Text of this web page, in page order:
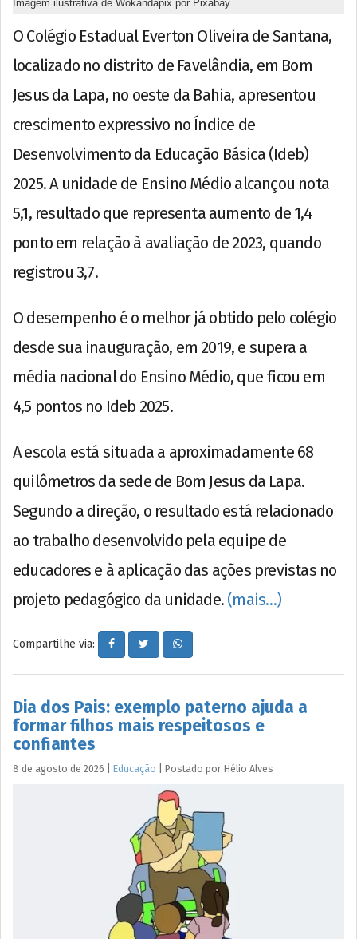
Imagem ilustrativa de Wokandapix por Pixabay
O Colégio Estadual Everton Oliveira de Santana,
localizado no distrito de Favelândia, em Bom
Jesus da Lapa, no oeste da Bahia, apresentou
crescimento expressivo no Índice de
Desenvolvimento da Educação Básica (Ideb)
2025. A unidade de Ensino Médio alcançou nota
5,1, resultado que representa aumento de 1,4
ponto em relação à avaliação de 2023, quando
registrou 3,7.
O desempenho é o melhor já obtido pelo colégio
desde sua inauguração, em 2019, e supera a
média nacional do Ensino Médio, que ficou em
4,5 pontos no Ideb 2025.
A escola está situada a aproximadamente 68
quilômetros da sede de Bom Jesus da Lapa.
Segundo a direção, o resultado está relacionado
ao trabalho desenvolvido pela equipe de
educadores e à aplicação das ações previstas no
projeto pedagógico da unidade. (mais…)
Compartilhe via:
Dia dos Pais: exemplo paterno ajuda a
formar filhos mais respeitosos e
confiantes
8 de agosto de 2026 Educação Postado por Hélio Alves